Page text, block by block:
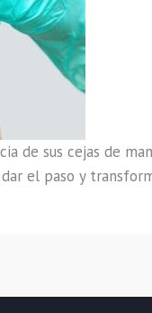
de sus cejas de
el paso y